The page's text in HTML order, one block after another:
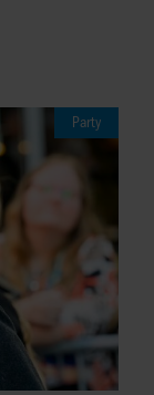
Party